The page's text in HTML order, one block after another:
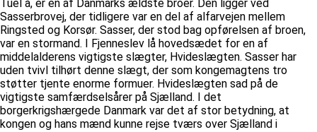
Tuel å, er en af Danmarks ældste broer. Den ligger ved
Sasserbrovej, der tidligere var en del af alfarvejen mellem
Ringsted og Korsør. Sasser, der stod bag opførelsen af broen,
var en stormand. I Fjenneslev lå hovedsædet for en af
middelalderens vigtigste slægter, Hvideslægten. Sasser har
uden tvivl tilhørt denne slægt, der som kongemagtens tro
støtter tjente enorme formuer. Hvideslægten sad på de
vigtigste samfærdselsårer på Sjælland. I det
borgerkrigshærgede Danmark var det af stor betydning, at
kongen og hans mænd kunne rejse tværs over Sjælland i